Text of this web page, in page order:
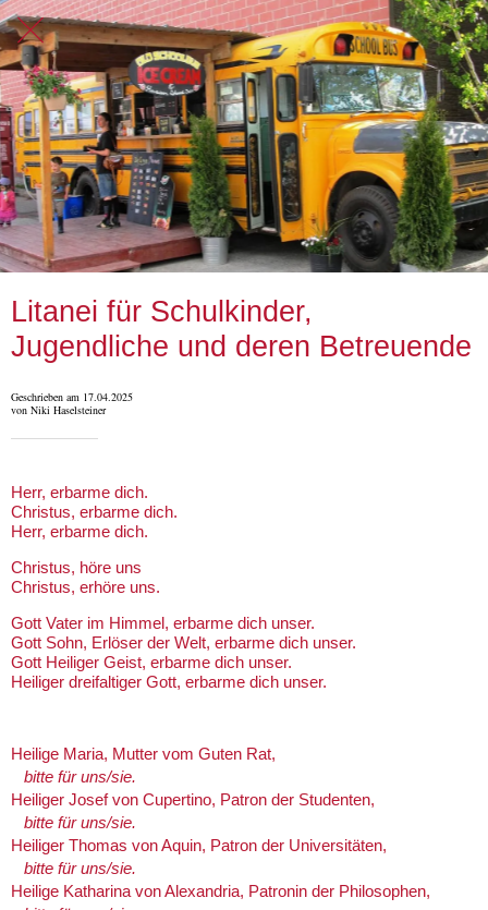
Litanei für Schulkinder,
Jugendliche und deren Betreuende
Geschrieben am 17.04.2025
von Niki Haselsteiner
Herr, erbarme dich.
Christus, erbarme dich.
Herr, erbarme dich.
Christus, höre uns
Christus, erhöre uns.
Gott Vater im Himmel, erbarme dich unser.
Gott Sohn, Erlöser der Welt, erbarme dich unser.
Gott Heiliger Geist, erbarme dich unser.
Heiliger dreifaltiger Gott, erbarme dich unser.
Heilige Maria, Mutter vom Guten Rat,
bitte für uns/sie.
Heiliger Josef von Cupertino, Patron der Studenten,
bitte für uns/sie.
Heiliger Thomas von Aquin, Patron der Universitäten,
bitte für uns/sie.
Heilige Katharina von Alexandria, Patronin der Philosophen,